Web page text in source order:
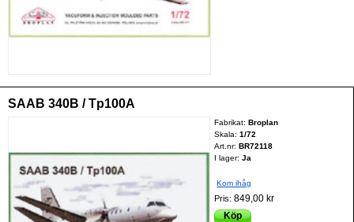
SAAB 340B / Tp100A
Fabrikat:Broplan
Skala:1/72
Art.nr:BR72118
I lager: Ja
Kom ihåg
Pris:849,00 kr
Köp